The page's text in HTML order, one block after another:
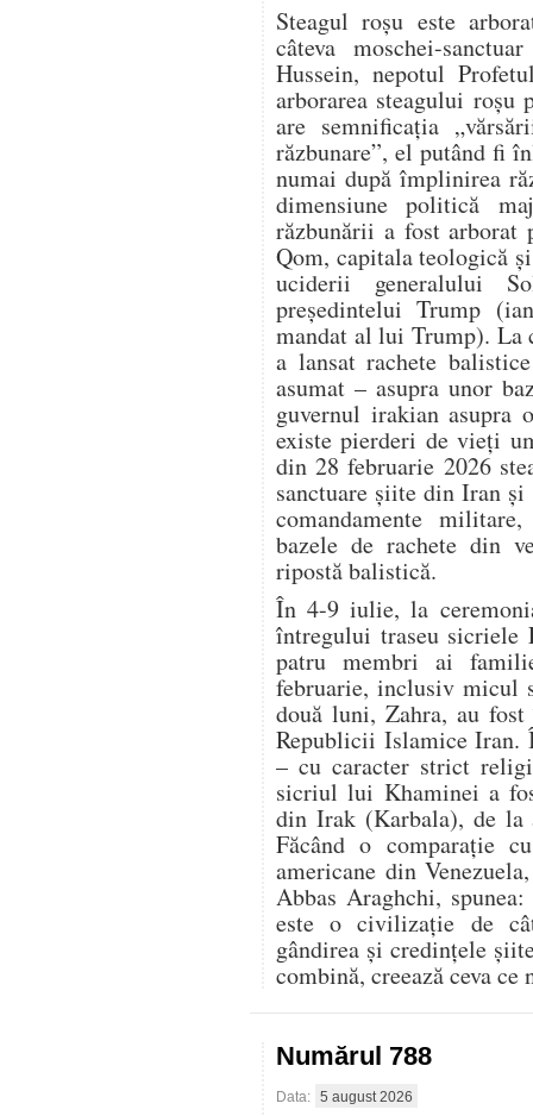
Steagul roșu este
câteva moschei-
Hussein, nepotul
arborarea steagului roșu
are semnificația
răzbunare”, el putând fi
numai după împlinirea
dimensiune politică
răzbunării a fost arborat
Qom, capitala teologică
uciderii generalului
președintelui Trump
mandat al lui Trump). La
a lansat rachete
asumat – asupra unor
guvernul irakian asupra
existe pierderi de vieți
din 28 februarie 2026
sanctuare șiite din Iran
comandamente
bazele de rachete din
ripostă balistică.
În 4-9 iulie, la
întregului traseu
patru membri ai
februarie, inclusiv micul
două luni, Zahra, au
Republicii Islamice Iran.
– cu caracter strict
sicriul lui Khaminei a
din Irak (Karbala), de
Făcând o comparație
americane din
Abbas Araghchi,
este o civilizație de
gândirea și credințele
combină, creează ceva
Numărul 788
Data: 5 august 2026